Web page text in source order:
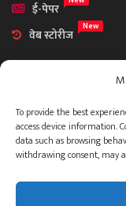
To provide the best
access device information.
data such as browsing
withdrawing consent, may
ई-पेपर
वेब स्टोरीज New
आमच्या विषयी
संपर्क